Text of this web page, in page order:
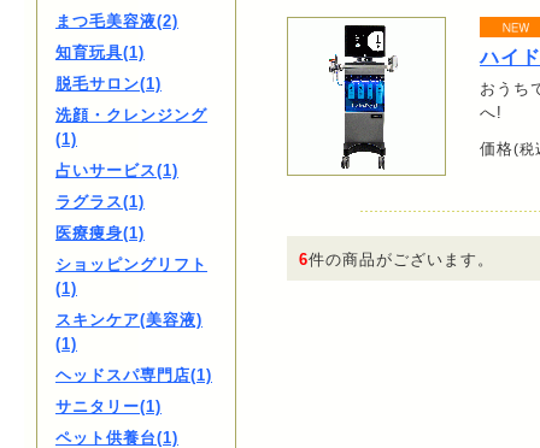
まつ毛美容液(2)
知育玩具(1)
脱毛サロン(1)
洗顔・クレンジング
(1)
占いサービス(1)
ラグラス(1)
医療痩身(1)
ショッピングリフト
(1)
スキンケア(美容液)
(1)
ヘッドスパ専門店(1)
サニタリー(1)
ペット供養台(1)
ハイ
おうち
へ!
価格(税
6件の商品がございます。